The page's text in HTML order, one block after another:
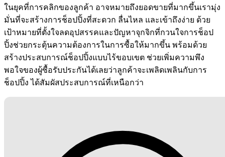
ในยุคที่การคลิกของลูกค้า อาจหมายถึงยอดขายที่มากขึ้นเรามุ่ง
มั่นที่จะสร้างการช็อปปิ้งที่สะดวก ลื่นไหล และเข้าถึงง่าย ด้วย
เป้าหมายที่ตั้งใจลดอุปสรรคและปัญหาจุกจิกที่กวนใจการช็อป
ปิ้งช่วยกระตุ้นความต้องการในการซื้อให้มากขึ้น พร้อมด้วย
สร้างประสบการณ์ช็อปปิ้งแบบไร้ขอบเขต ช่วยเพิ่มความพึง
พอใจของผู้ซื้อรับประกันได้เลยว่าลูกค้าจะเพลิดเพลินกับการ
ช็อปปิ้ง ได้สัมผัสประสบการณ์ที่เหนือกว่า